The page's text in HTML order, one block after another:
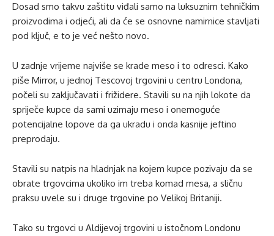
Dosad smo takvu zaštitu viđali samo na luksuznim tehničkim
proizvodima i odjeći, ali da će se osnovne namirnice stavljati
pod ključ, e to je već nešto novo.
U zadnje vrijeme najviše se krade meso i to odresci. Kako
piše Mirror, u jednoj Tescovoj trgovini u centru Londona,
počeli su zaključavati i frižidere. Stavili su na njih lokote da
spriječe kupce da sami uzimaju meso i onemoguće
potencijalne lopove da ga ukradu i onda kasnije jeftino
preprodaju.
Stavili su natpis na hladnjak na kojem kupce pozivaju da se
obrate trgovcima ukoliko im treba komad mesa, a sličnu
praksu uvele su i druge trgovine po Velikoj Britaniji.
Tako su trgovci u Aldijevoj trgovini u istočnom Londonu